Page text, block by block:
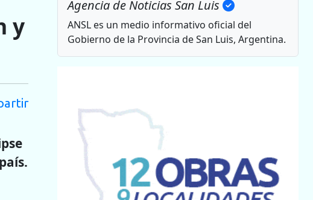
y
Agencia de Noticias San Luis
ANSL es un medio informativo oficial del
Gobierno de la Provincia de San Luis, Argentina.